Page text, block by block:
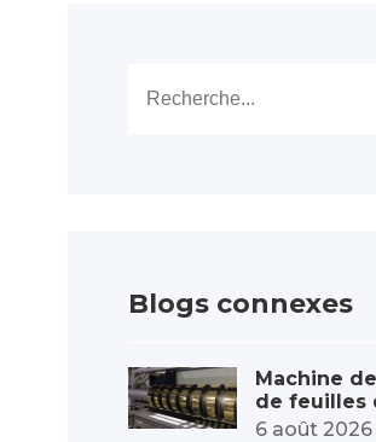
Blogs connexes
Machine
de feuilles
ge à chaud
6 août 2026